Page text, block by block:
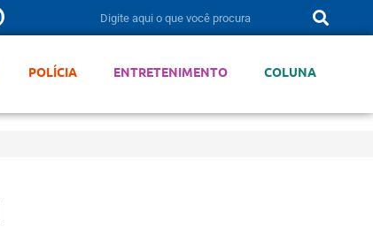
POLÍCIA ENTRETENIMENTO COLUNA